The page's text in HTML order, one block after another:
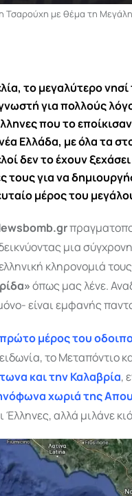
Τσαρούχη με θέμα τη
το μεγαλύτερο
για πολλούς
που το
Ελλάδα, με όλα τα
δεν το έχουν
τους για να
μέρος του
μια
κληρονομιά
όπως μας λένε.
είναι εμφανής
πρώτο μέρος του
το Μεταπόντιο
και την Καλαβρία,
χωριά της
Έλληνες, αλλά μιλάνε